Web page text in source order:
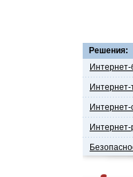
Решения:
Интернет-
Интернет-
Интернет-
Интернет-